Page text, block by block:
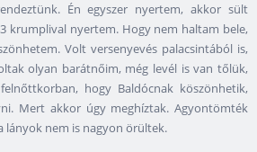
Én egyszer nyertem, akkor sült
krumplival nyertem. Hogy nem haltam bele,
Volt versenyevés palacsintából is,
olyan barátnőim, még levél is van tőlük,
hogy Baldócnak köszönhetik,
Mert akkor úgy meghíztak. Agyontömték
lányok nem is nagyon örültek.